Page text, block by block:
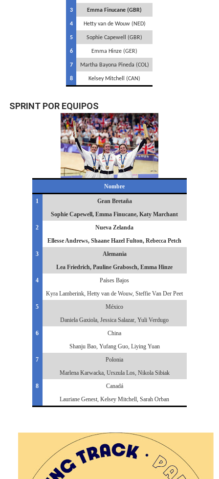
3 Emma Finucane (GBR)
4 Hetty van de Wouw (NED)
5 Sophie Capewell (GBR)
6 Emma Hinze (GER)
7 Martha Bayona Pineda (COL)
8 Kelsey Mitchell (CAN)
SPRINT POR EQUIPOS
Nombre
1
Gran Bretaña
Sophie Capewell, Emma Finucane, Katy Marchant
2
Nueva Zelanda
Ellesse Andrews, Shaane Hazel Fulton, Rebecca Petch
3
Alemania
Lea Friedrich, Pauline Grabosch, Emma Hinze
4
Países Bajos
Kyra Lamberink, Hetty van de Wouw, Steffie Van Der Peet
5
México
Daniela Gaxiola, Jessica Salazar, Yuli Verdugo
6
China
Shanju Bao, Yufang Guo, Liying Yuan
7
Polonia
Marlena Karwacka, Urszula Los, Nikola Sibiak
8
Canadá
Lauriane Genest, Kelsey Mitchell, Sarah Orban